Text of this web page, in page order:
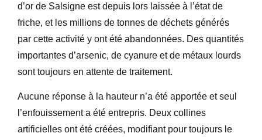
d’or de Salsigne est depuis lors laissée à l’état de
friche, et les millions de tonnes de déchets générés
par cette activité y ont été abandonnées. Des quantités
importantes d’arsenic, de cyanure et de métaux lourds
sont toujours en attente de traitement.
Aucune réponse à la hauteur n’a été apportée et seul
l’enfouissement a été entrepris. Deux collines
artificielles ont été créées, modifiant pour toujours le